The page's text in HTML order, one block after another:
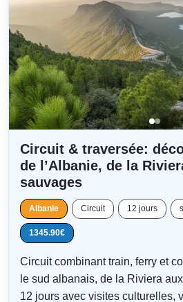
Circuit & traversée:
de l’Albanie, de la
sauvages
Albanie Circuit 12 jours
1345.90€
Circuit combinant train, ferry et
le sud albanais, de la Riviera
12 jours avec visites culturelles,